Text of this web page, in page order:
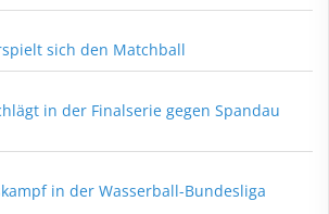
sich den Matchball
in der Finalserie gegen Spandau
in der Wasserball-Bundesliga